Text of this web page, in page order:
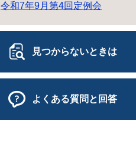
令和7年9月第4回定例会
見つからないときは
よくある質問と回答